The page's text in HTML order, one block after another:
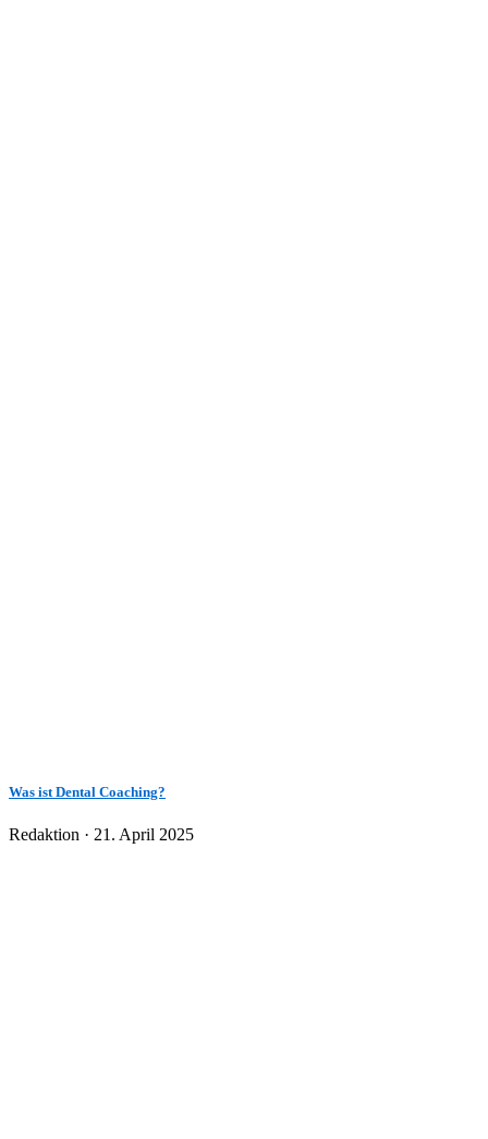
Was ist Dental Coaching?
Redaktion · Veröffentlicht
21. April 2025